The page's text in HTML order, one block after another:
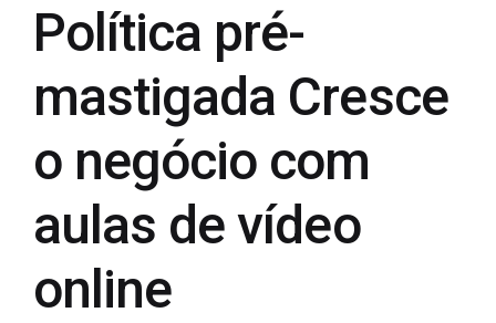
Política pré-
mastigada Cresce
o negócio com
aulas de vídeo
online